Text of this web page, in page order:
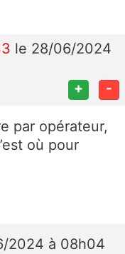
le 28/06/2024
+ -
par opérateur,
où pour
2024 à 08h04